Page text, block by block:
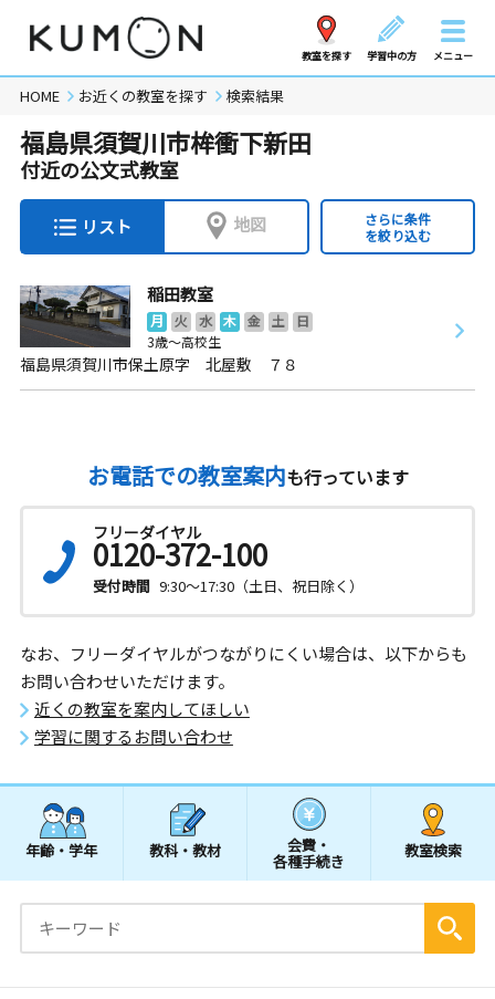
教室を探す 学習中の方 メニュー
HOME お近くの教室を探す 検索結果
福島県須賀川市桙衝下新田
付近の公文式教室
リスト 地図
さらに条件
を絞り込む
稲田教室
月 火 水 木 金 土
日
3歳～高校生
福島県須賀川市保土原字 北屋敷 ７８
お電話での教室案内も行っています
フリーダイヤル
0120-372-100
受付時間 9:30～17:30（土日、祝日除く）
なお、フリーダイヤルがつながりにくい場合は、以下からも
お問い合わせいただけます。
近くの教室を案内してほしい
学習に関するお問い合わせ
年齢・学年 教科・教材 会費・
各種手続き
教室検索